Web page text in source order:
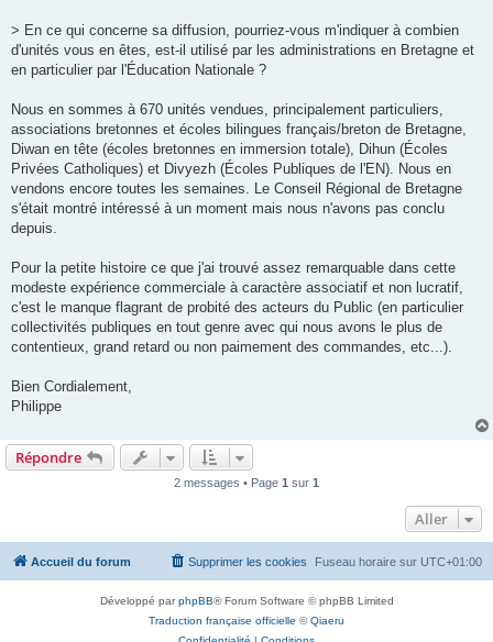
> En ce qui concerne sa diffusion, pourriez-vous m'indiquer à combien
d'unités vous en êtes, est-il utilisé par les administrations en Bretagne et
en particulier par l'Éducation Nationale ?
Nous en sommes à 670 unités vendues, principalement particuliers,
associations bretonnes et écoles bilingues français/breton de Bretagne,
Diwan en tête (écoles bretonnes en immersion totale), Dihun (Écoles
Privées Catholiques) et Divyezh (Écoles Publiques de l'EN). Nous en
vendons encore toutes les semaines. Le Conseil Régional de Bretagne
s'était montré intéressé à un moment mais nous n'avons pas conclu
depuis.
Pour la petite histoire ce que j'ai trouvé assez remarquable dans cette
modeste expérience commerciale à caractère associatif et non lucratif,
c'est le manque flagrant de probité des acteurs du Public (en particulier
collectivités publiques en tout genre avec qui nous avons le plus de
contentieux, grand retard ou non paimement des commandes, etc...).
Bien Cordialement,
Philippe
Répondre
2 messages • Page 1 sur 1
Aller
Accueil du forum Fuseau horaire sur UTC+01:00
Supprimer les cookies
Développé parphpBB® Forum Software © phpBB Limited
Traduction française officielle ©Qiaeru